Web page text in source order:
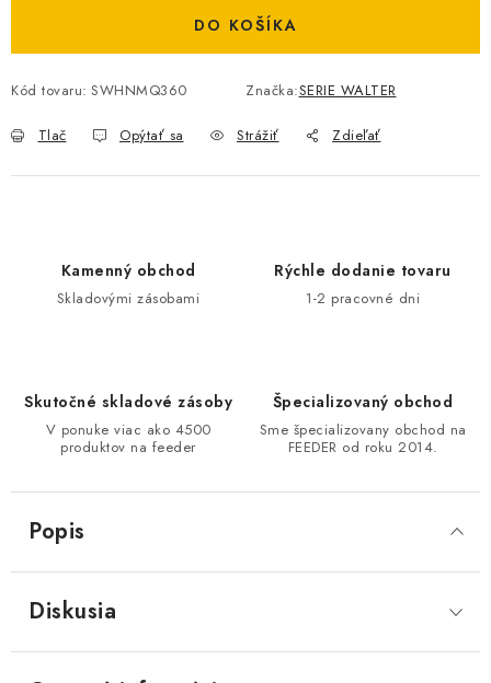
DO KOŠÍKA
Kód tovaru: SWHNMQ360 Značka:SERIE WALTER
Tlač Opýtať sa Strážiť Zdieľať
Kamenný obchod
Skladovými zásobami
Rýchle dodanie tovaru
1-2 pracovné dni
Skutočné skladové zásoby
V ponuke viac ako 4500
produktov na feeder
Špecializovaný obchod
Sme špecializovany obchod na
FEEDER od roku 2014.
Popis
Diskusia